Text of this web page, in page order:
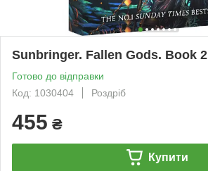
Sunbringer. Fallen Gods. Book 2
Готово до відправки
Код: 1030404
Роздріб
455 ₴
Купити